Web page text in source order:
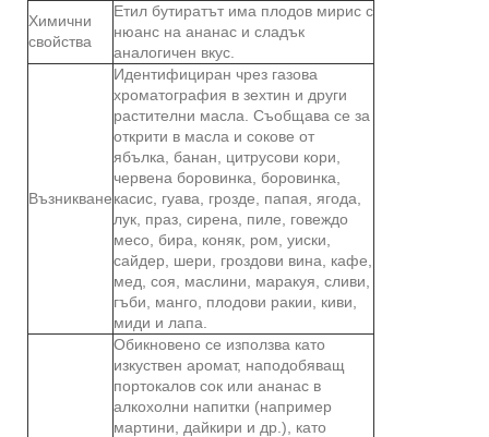
Химични
свойства
Етил бутиратът има плодов мирис с
нюанс на ананас и сладък
аналогичен вкус.
Възникване
Идентифициран чрез газова
хроматография в зехтин и други
растителни масла. Съобщава се за
открити в масла и сокове от
ябълка, банан, цитрусови кори,
червена боровинка, боровинка,
касис, гуава, грозде, папая, ягода,
лук, праз, сирена, пиле, говеждо
месо, бира, коняк, ром, уиски,
сайдер, шери, гроздови вина, кафе,
мед, соя, маслини, маракуя, сливи,
гъби, манго, плодови ракии, киви,
миди и лапа.
Обикновено се използва като
изкуствен аромат, наподобяващ
портокалов сок или ананас в
алкохолни напитки (например
мартини, дайкири и др.), като